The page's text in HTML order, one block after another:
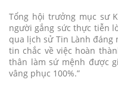
Tổng hội trưởng mục sư
người gắng sức thực tiễn
qua lịch sử Tin Lành đáng
tin chắc về việc hoàn
thân làm sứ mệnh được
vâng phục 100%.”